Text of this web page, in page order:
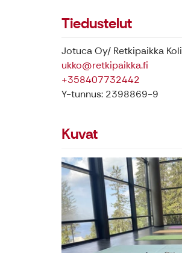
Tiedustelut
Jotuca Oy/ Retkipaikka Koli
ukko@retkipaikka.fi
+358407732442
Y-tunnus: 2398869-9
Kuvat